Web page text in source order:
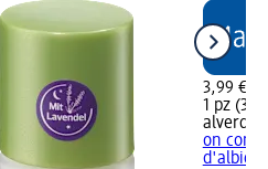
3,99 €
1 pz
alverde
on con